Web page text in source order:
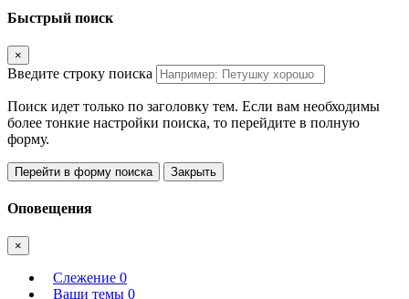
Быстрый поиск
×
Введите строку поиска
Поиск идет только по заголовку тем. Если вам необходимы
более тонкие настройки поиска, то перейдите в полную
форму.
Перейти в форму поиска Закрыть
Оповещения
×
Слежение 0
Ваши темы 0